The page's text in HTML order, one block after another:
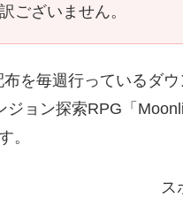
ございません。
を毎週行っているダ
ジョン探索RPG「
。
ス